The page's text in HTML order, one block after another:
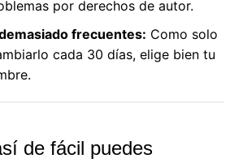
por derechos de autor.
frecuentes: Como solo
cada 30 días, elige bien tu
de fácil puedes